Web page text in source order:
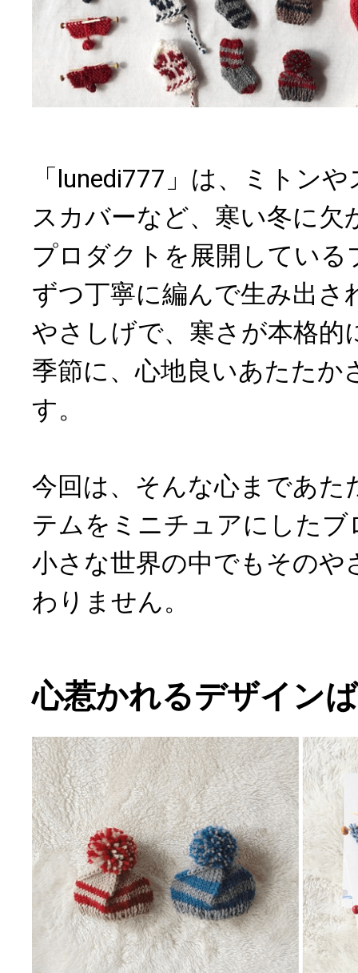
「lunedi777」は、ミトン
スカバーなど、寒い冬に欠
プロダクトを展開している
ずつ丁寧に編んで生み出さ
やさしげで、寒さが本格的
季節に、心地良いあたたか
す。
今回は、そんな心まであた
テムをミニチュアにしたブ
小さな世界の中でもそのや
わりません。
心惹かれるデザイン